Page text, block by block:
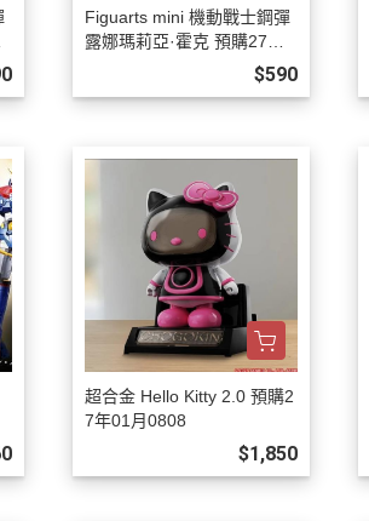
Figuarts mini 機動戰士鋼彈
露娜瑪莉亞·霍克 預購27年0
$590
超合金 Hello Kitty 2.0 預購2
7年01月0808
$1,850